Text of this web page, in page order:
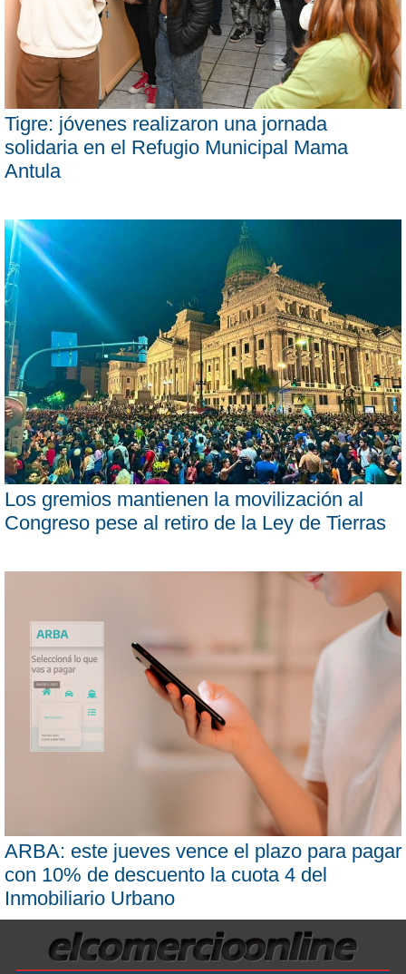
Tigre: jóvenes realizaron una jornada
solidaria en el Refugio Municipal Mama
Antula
Los gremios mantienen la movilización al
Congreso pese al retiro de la Ley de Tierras
ARBA: este jueves vence el plazo para pagar
con 10% de descuento la cuota 4 del
Inmobiliario Urbano